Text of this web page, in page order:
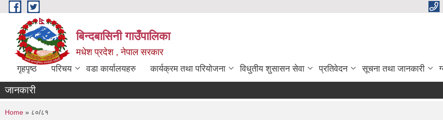
Skip to main content
बिन्दबासिनी गाउँपालिका
मधेश प्रदेश , नेपाल सरकार
गृहपृष्ठ परिचय वडा कार्यालयहरु कार्यक्रम तथा परियोजना विधुतीय शुसासन सेवा प्रतिवेदन सूचना तथा जानकारी
जानकारी
You are here
Home » ८०/८१